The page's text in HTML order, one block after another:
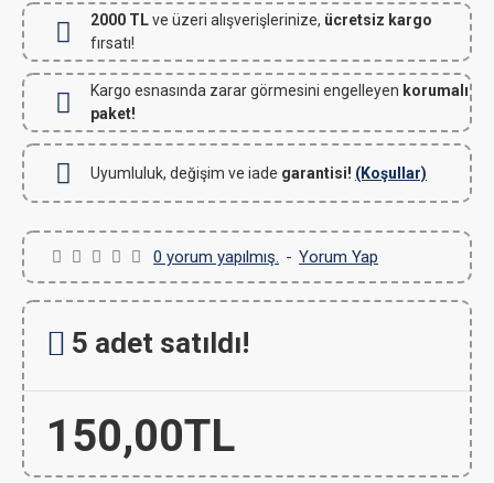
2000 TLve üzeri alışverişlerinize, ücretsiz kargo
fırsatı!
Kargo esnasında zarar görmesini engelleyen korumalı
paket!
Uyumluluk, değişim ve iade garantisi! (Koşullar)
0 yorum yapılmış. - Yorum Yap
150,00TL
5 adet satıldı!